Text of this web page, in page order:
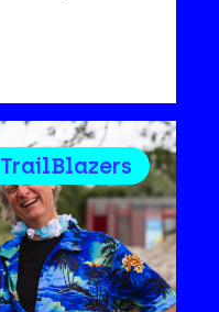
TrailBlazers